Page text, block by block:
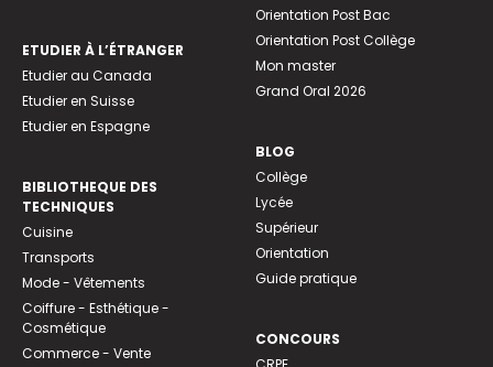
ETUDIER À L’ÉTRANGER
Etudier au Canada
Etudier en Suisse
Etudier en Espagne
BIBLIOTHEQUE DES
TECHNIQUES
Cuisine
Transports
Mode - Vêtements
Coiffure - Esthétique -
Cosmétique
Commerce - Vente
Orientation Post Bac
Orientation Post Collège
Mon master
Grand Oral 2026
BLOG
Collège
Lycée
Supérieur
Orientation
Guide pratique
CONCOURS